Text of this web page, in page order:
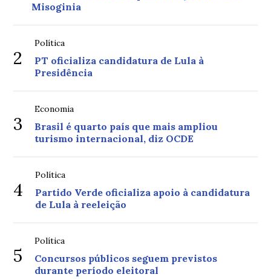
Misoginia
2
Política
PT oficializa candidatura de Lula à
Presidência
3
Economia
Brasil é quarto país que mais ampliou
turismo internacional, diz OCDE
4
Política
Partido Verde oficializa apoio à candidatura
de Lula à reeleição
5
Política
Concursos públicos seguem previstos
durante período eleitoral